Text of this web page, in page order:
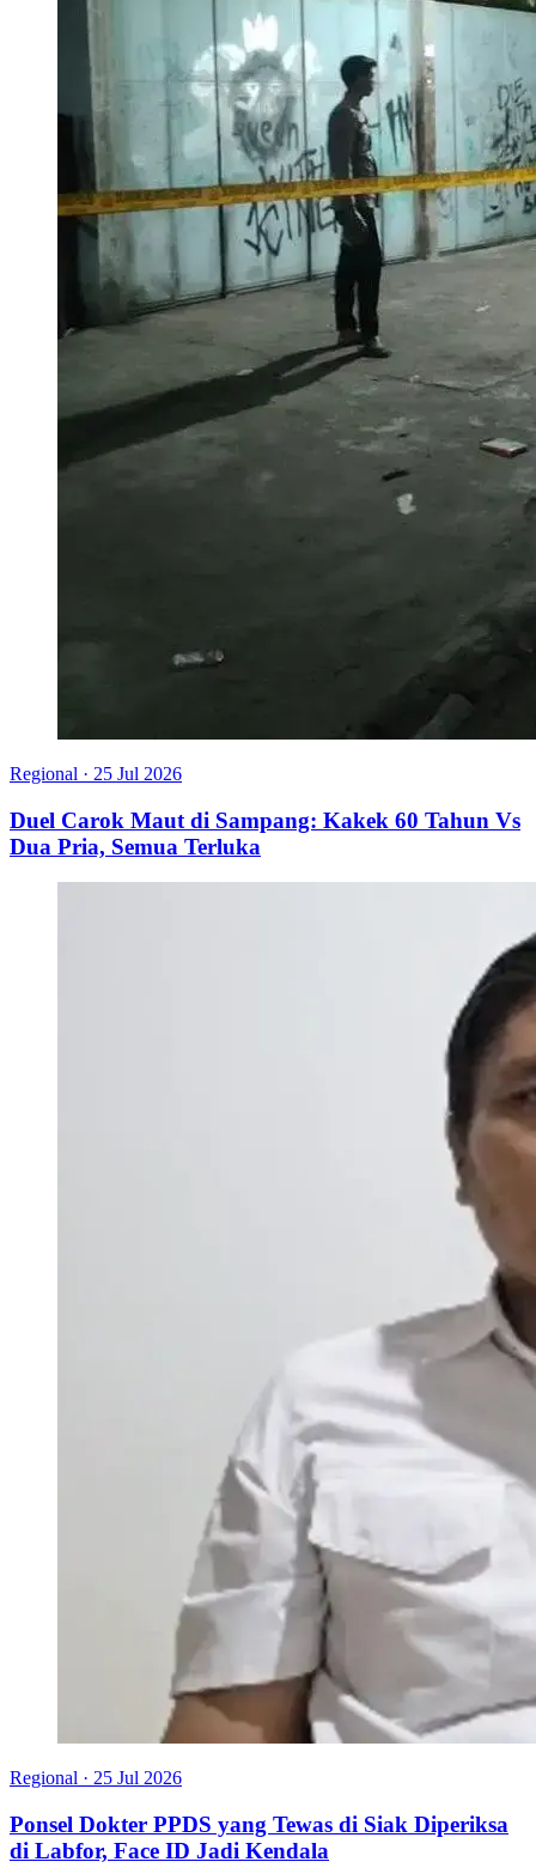
Regional · 25 Jul 2026
Duel Carok Maut di Sampang: Kakek 60 Tahun Vs
Dua Pria, Semua Terluka
Regional · 25 Jul 2026
Ponsel Dokter PPDS yang Tewas di Siak Diperiksa
di Labfor, Face ID Jadi Kendala